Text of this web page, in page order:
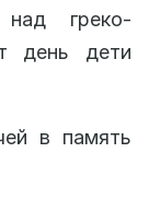
греко-
день дети
в память